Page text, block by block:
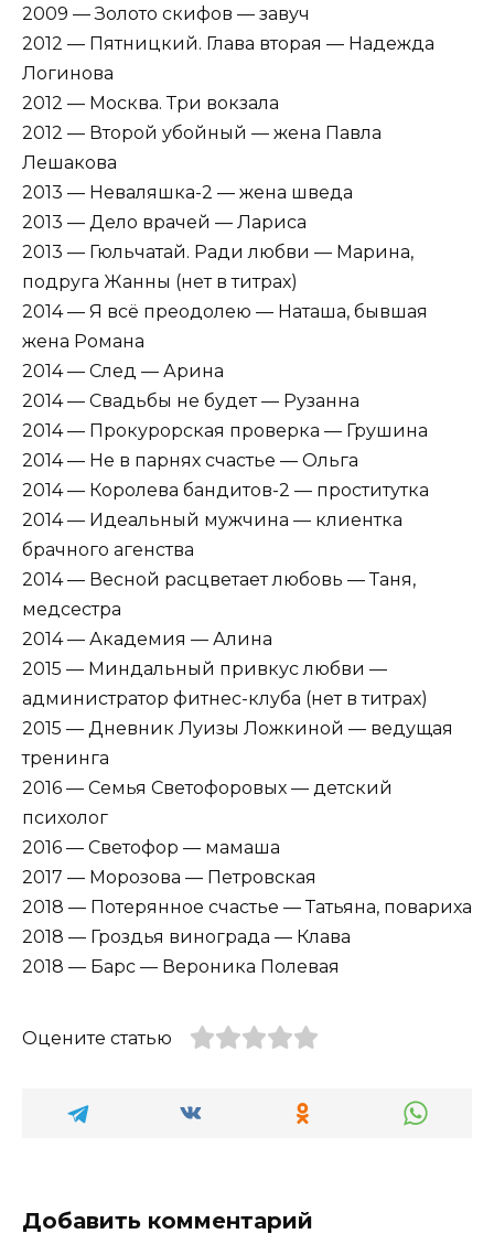
2009 — Золото скифов — завуч
2012 — Пятницкий. Глава вторая — Надежда
Логинова
2012 — Москва. Три вокзала
2012 — Второй убойный — жена Павла
Лешакова
2013 — Неваляшка-2 — жена шведа
2013 — Дело врачей — Лариса
2013 — Гюльчатай. Ради любви — Марина,
подруга Жанны (нет в титрах)
2014 — Я всё преодолею — Наташа, бывшая
жена Романа
2014 — След — Арина
2014 — Свадьбы не будет — Рузанна
2014 — Прокурорская проверка — Грушина
2014 — Не в парнях счастье — Ольга
2014 — Королева бандитов-2 — проститутка
2014 — Идеальный мужчина — клиентка
брачного агенства
2014 — Весной расцветает любовь — Таня,
медсестра
2014 — Академия — Алина
2015 — Миндальный привкус любви —
администратор фитнес-клуба (нет в титрах)
2015 — Дневник Луизы Ложкиной — ведущая
тренинга
2016 — Семья Светофоровых — детский
психолог
2016 — Светофор — мамаша
2017 — Морозова — Петровская
2018 — Потерянное счастье — Татьяна, повариха
2018 — Гроздья винограда — Клава
2018 — Барс — Вероника Полевая
Оцените статью
Добавить комментарий